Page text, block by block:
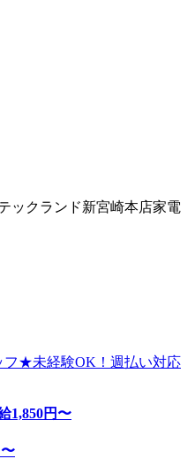
ックランド新宮崎本店家電
フ★未経験OK！週払い対応
1,850円〜